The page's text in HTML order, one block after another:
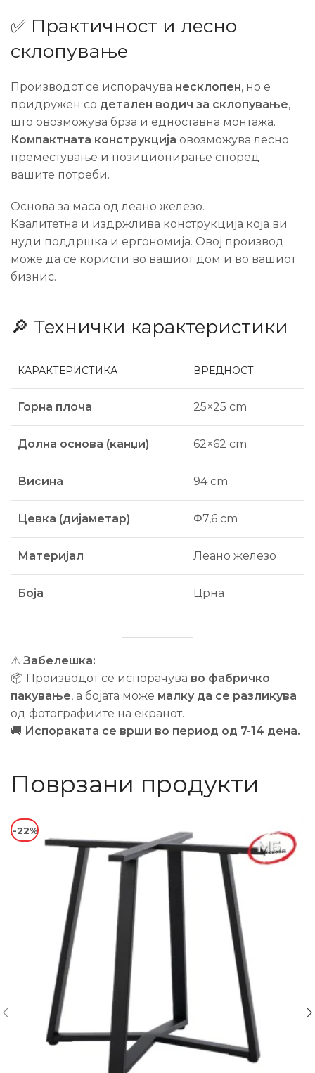
✅ Практичност и лесно
склопување
Производот се испорачува несклопен, но е
придружен со детален водич за склопување,
што овозможува брза и едноставна монтажа.
Компактната конструкција овозможува лесно
преместување и позиционирање според
вашите потреби.
Основа за маса од леано железо.
Квалитетна и издржлива конструкција која ви
нуди поддршка и ергономија. Овој производ
може да се користи во вашиот дом и во вашиот
бизнис.
🔎 Технички карактеристики
КАРАКТЕРИСТИКА ВРЕДНОСТ
Горна плоча 25×25 cm
Долна основа (канџи) 62×62 cm
Висина 94 cm
Цевка (дијаметар) Φ7,6 cm
Материјал Леано железо
Боја Црна
⚠ Забелешка:
📦 Производот се испорачува во фабричко
пакување, а бојата може малку да се разликува
од фотографиите на екранот.
🚚 Испораката се врши во период од 7-14 дена.
Поврзани продукти
-22%